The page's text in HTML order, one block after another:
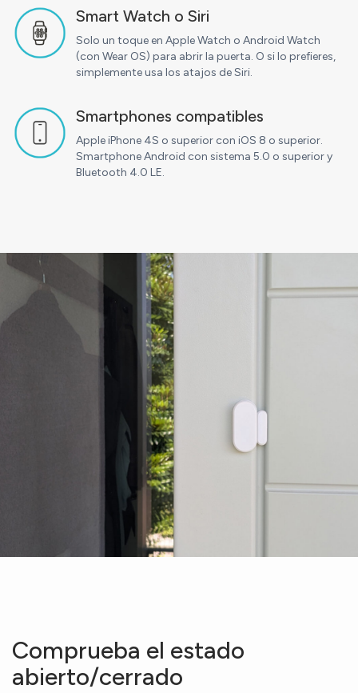
Smart Watch o Siri
Solo un toque en Apple Watch o Android Watch
(con Wear OS) para abrir la puerta. O si lo prefieres,
simplemente usa los atajos de Siri.
Smartphones compatibles
Apple iPhone 4S o superior con iOS 8 o superior.
Smartphone Android con sistema 5.0 o superior y
Bluetooth 4.0 LE.
Comprueba el estado
abierto/cerrado